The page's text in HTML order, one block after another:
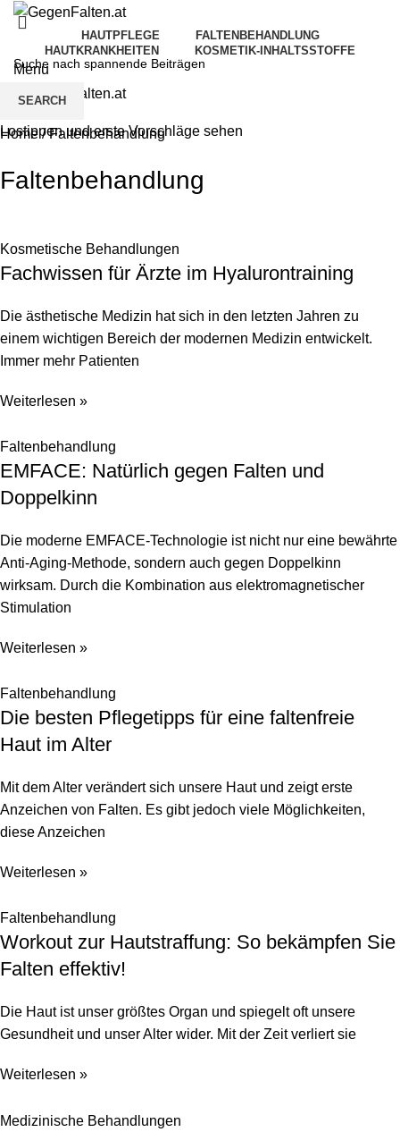
HAUTPFLEGE
FALTENBEHANDLUNG
HAUTKRANKHEITEN
KOSMETIK-INHALTSSTOFFE
Menu
Home/Faltenbehandlung
Faltenbehandlung
Kosmetische Behandlungen
Fachwissen für Ärzte im Hyalurontraining
Die ästhetische Medizin hat sich in den letzten Jahren zu
einem wichtigen Bereich der modernen Medizin entwickelt.
Immer mehr Patienten
Weiterlesen »
Faltenbehandlung
EMFACE: Natürlich gegen Falten und
Doppelkinn
Die moderne EMFACE-Technologie ist nicht nur eine bewährte
Anti-Aging-Methode, sondern auch gegen Doppelkinn
wirksam. Durch die Kombination aus elektromagnetischer
Stimulation
Weiterlesen »
Faltenbehandlung
Die besten Pflegetipps für eine faltenfreie
Haut im Alter
Mit dem Alter verändert sich unsere Haut und zeigt erste
Anzeichen von Falten. Es gibt jedoch viele Möglichkeiten,
diese Anzeichen
Weiterlesen »
Faltenbehandlung
Workout zur Hautstraffung: So bekämpfen Sie
Falten effektiv!
Die Haut ist unser größtes Organ und spiegelt oft unsere
Gesundheit und unser Alter wider. Mit der Zeit verliert sie
Weiterlesen »
Medizinische Behandlungen
SEARCH
Lostippen und erste Vorschläge sehen